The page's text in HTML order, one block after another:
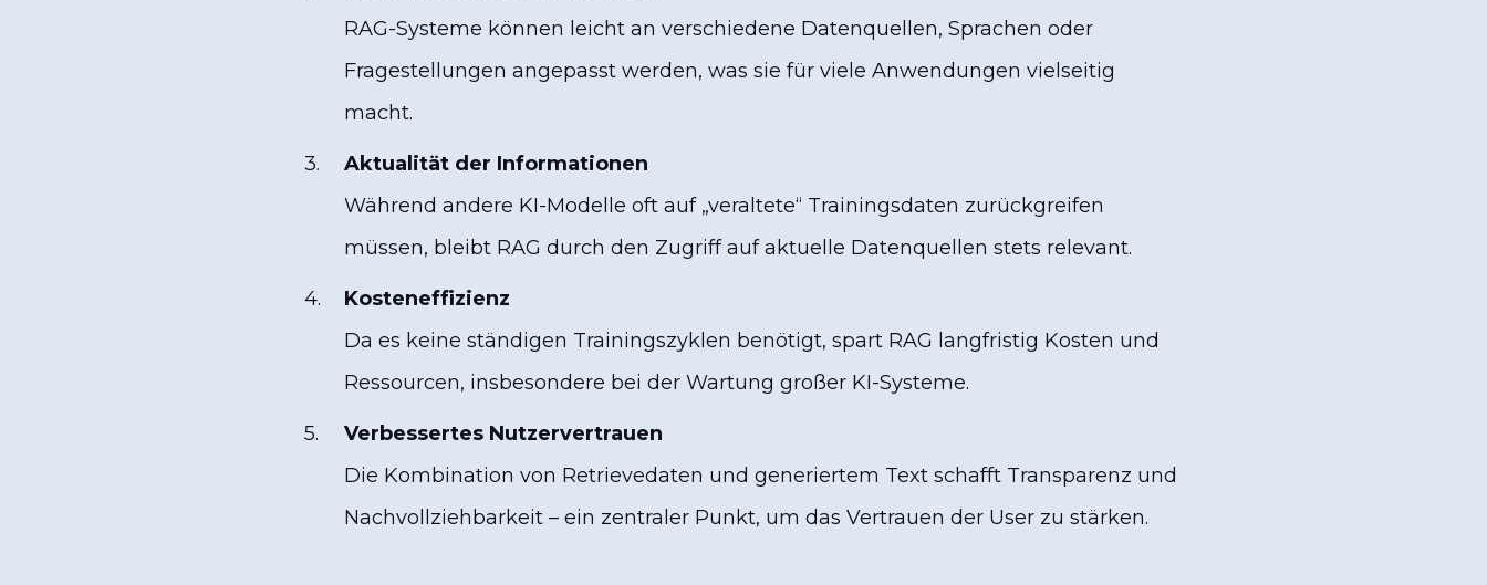
RAG-Systeme können leicht an verschiedene Datenquellen, Sprachen oder
Fragestellungen angepasst werden, was sie für viele Anwendungen vielseitig
macht.
Aktualität der Informationen
Während andere KI-Modelle oft auf „veraltete“ Trainingsdaten zurückgreifen
müssen, bleibt RAG durch den Zugriff auf aktuelle Datenquellen stets relevant.
Kosteneffizienz
Da es keine ständigen Trainingszyklen benötigt, spart RAG langfristig Kosten und
Ressourcen, insbesondere bei der Wartung großer KI-Systeme.
Verbessertes Nutzervertrauen
Die Kombination von Retrievedaten und generiertem Text schafft Transparenz und
Nachvollziehbarkeit – ein zentraler Punkt, um das Vertrauen der User zu stärken.